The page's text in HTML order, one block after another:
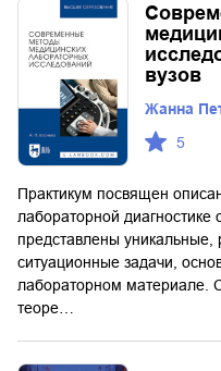
вузов
Жанна
5
Практикум посвящен
лабораторной диагностике
представлены уникальные,
ситуационные задачи,
лабораторном материале.
теоре…